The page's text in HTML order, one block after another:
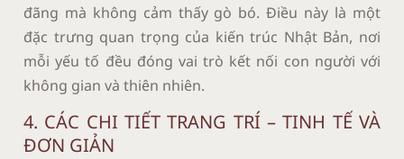
đãng mà không cảm thấy gò bó. Điều này là một
đặc trưng quan trọng của kiến trúc Nhật Bản, nơi
mỗi yếu tố đều đóng vai trò kết nối con người với
không gian và thiên nhiên.
4. CÁC CHI TIẾT TRANG TRÍ – TINH TẾ VÀ
ĐƠN GIẢN